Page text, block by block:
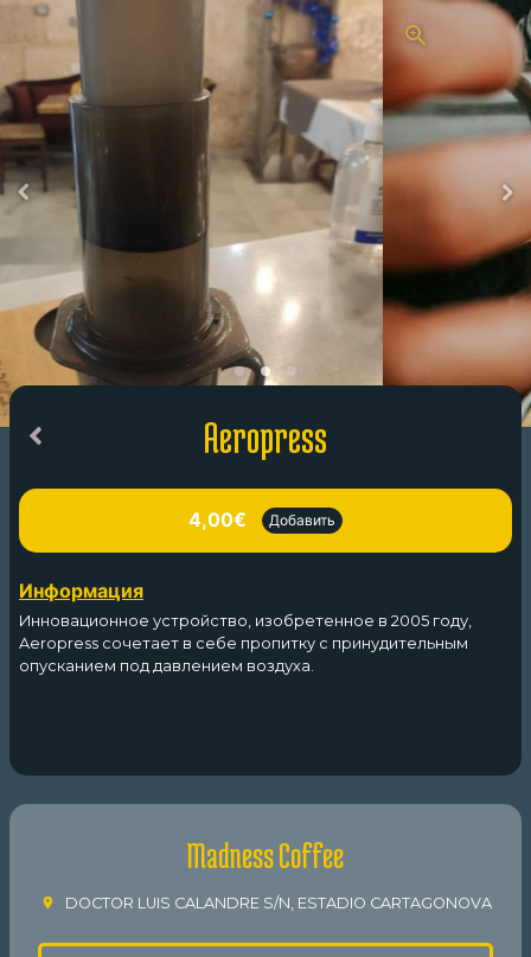
Aeropress
4,00€ Добавить
Информация
Инновационное устройство, изобретенное в 2005 году,
Aeropress сочетает в себе пропитку с принудительным
опусканием под давлением воздуха.
Madness Coffee
DOCTOR LUIS CALANDRE S/N, ESTADIO CARTAGONOVA